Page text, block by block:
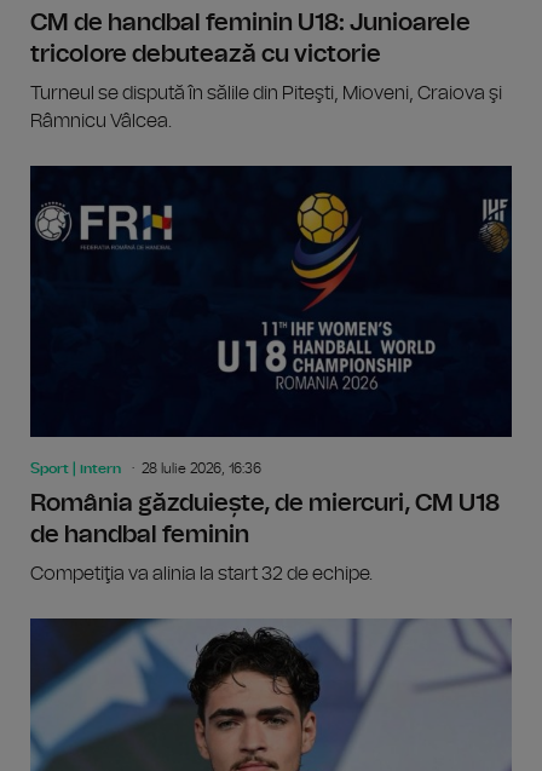
CM de handbal feminin U18: Junioarele
tricolore debutează cu victorie
Turneul se dispută în sălile din Piteşti, Mioveni, Craiova şi
Râmnicu Vâlcea.
Sport | intern 28 Iulie 2026, 16:36
România găzduiește, de miercuri, CM U18
de handbal feminin
Competiţia va alinia la start 32 de echipe.